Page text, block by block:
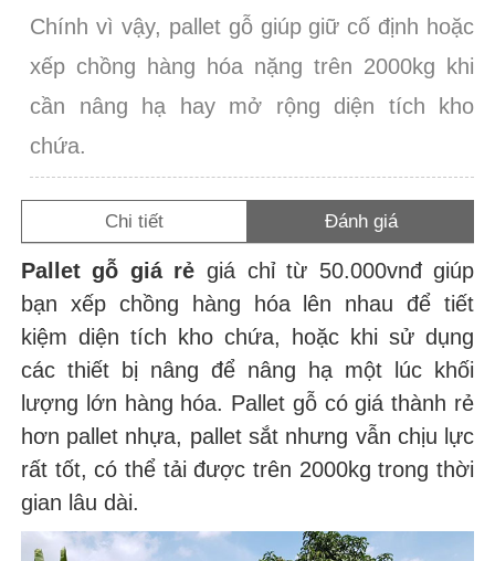
Chính vì vậy, pallet gỗ giúp giữ cố định hoặc
xếp chồng hàng hóa nặng trên 2000kg khi
cần nâng hạ hay mở rộng diện tích kho
chứa.
Chi tiết Đánh giá
Pallet gỗ giá rẻ giá chỉ từ 50.000vnđ giúp
bạn xếp chồng hàng hóa lên nhau để tiết
kiệm diện tích kho chứa, hoặc khi sử dụng
các thiết bị nâng để nâng hạ một lúc khối
lượng lớn hàng hóa. Pallet gỗ có giá thành rẻ
hơn pallet nhựa, pallet sắt nhưng vẫn chịu lực
rất tốt, có thể tải được trên 2000kg trong thời
gian lâu dài.